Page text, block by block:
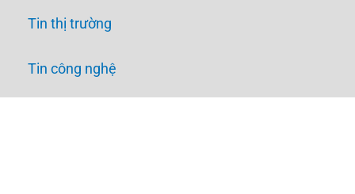
Tin thị trường
Tin công nghệ